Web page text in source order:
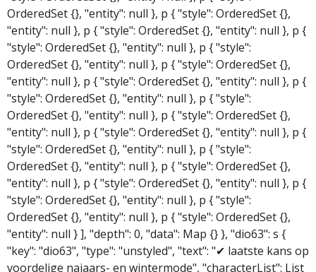
OrderedSet {}, "entity": null }, p { "style": OrderedSet {},
"entity": null }, p { "style": OrderedSet {}, "entity": null }, p {
"style": OrderedSet {}, "entity": null }, p { "style":
OrderedSet {}, "entity": null }, p { "style": OrderedSet {},
"entity": null }, p { "style": OrderedSet {}, "entity": null }, p {
"style": OrderedSet {}, "entity": null }, p { "style":
OrderedSet {}, "entity": null }, p { "style": OrderedSet {},
"entity": null }, p { "style": OrderedSet {}, "entity": null }, p {
"style": OrderedSet {}, "entity": null }, p { "style":
OrderedSet {}, "entity": null }, p { "style": OrderedSet {},
"entity": null }, p { "style": OrderedSet {}, "entity": null }, p {
"style": OrderedSet {}, "entity": null }, p { "style":
OrderedSet {}, "entity": null }, p { "style": OrderedSet {},
"entity": null } ], "depth": 0, "data": Map {} }, "dio63": s {
"key": "dio63", "type": "unstyled", "text": "✔ laatste kans op
voordelige najaars- en wintermode", "characterList": List